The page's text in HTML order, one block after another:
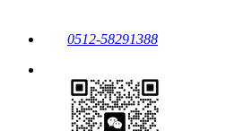
0512-58291388